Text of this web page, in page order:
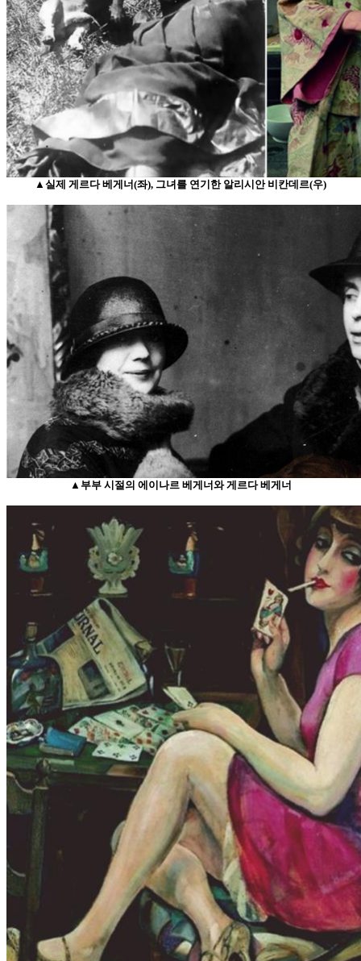
▲실제 게르다 베게너(좌), 그녀를 연기한 알리시안 비칸데르(우)
▲부부 시절의 에이나르 베게너와 게르다 베게너